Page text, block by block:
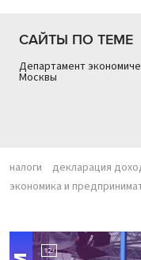
САЙТЫ ПО ТЕМЕ
Департамент
Москвы
налоги декларация
экономика и